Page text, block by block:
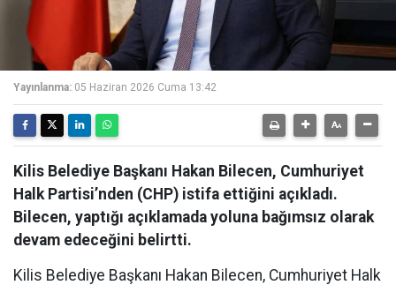
Yayınlanma: 05 Haziran 2026 Cuma 13:42
Kilis Belediye Başkanı Hakan Bilecen, Cumhuriyet
Halk Partisi’nden (CHP) istifa ettiğini açıkladı.
Bilecen, yaptığı açıklamada yoluna bağımsız olarak
devam edeceğini belirtti.
Kilis Belediye Başkanı Hakan Bilecen, Cumhuriyet Halk